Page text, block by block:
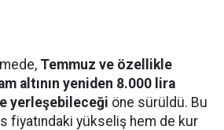
Temmuz ve özellikle
altının yeniden 8.000 lira
yerleşebileceği öne sürüldü. Bu
fiyatındaki yükseliş hem de kur